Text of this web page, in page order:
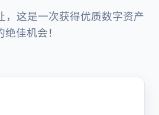
，这是一次获得优质数字资产
绝佳机会！